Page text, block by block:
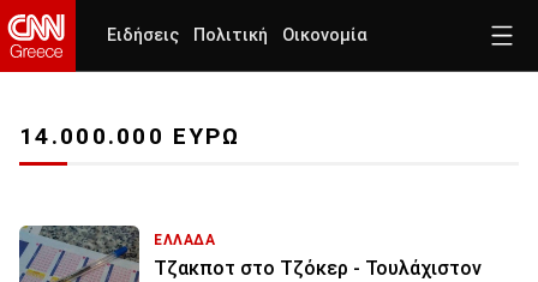
Ειδήσεις Πολιτική Οικονομία
14.000.000 ΕΥΡΩ
ΕΛΛΑΔΑ
Τζακποτ στο Τζόκερ - Τουλάχιστον